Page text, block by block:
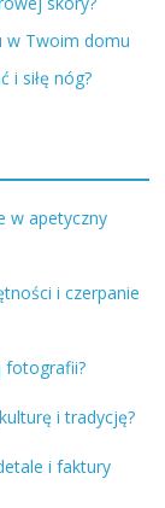
w Twoim domu
i siłę nóg?
w apetyczny
i czerpanie
fotografii?
i tradycję?
i faktury